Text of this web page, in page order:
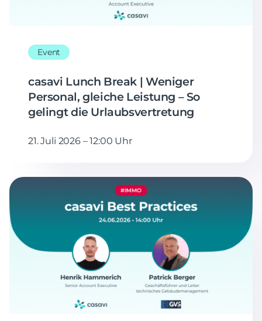
Event
casavi Lunch Break | Weniger
Personal, gleiche Leistung – So
gelingt die Urlaubsvertretung
21. Juli 2026 – 12:00 Uhr